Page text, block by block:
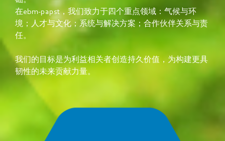
在ebm‑papst，我们致力于四个重点领域：气候与环
境；人才与文化；系统与解决方案；合作伙伴关系与责
任。
我们的目标是为利益相关者创造持久价值，为构建更具
韧性的未来贡献力量。